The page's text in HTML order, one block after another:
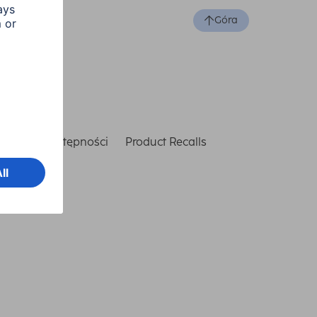
Góra
dostępności Product Recalls